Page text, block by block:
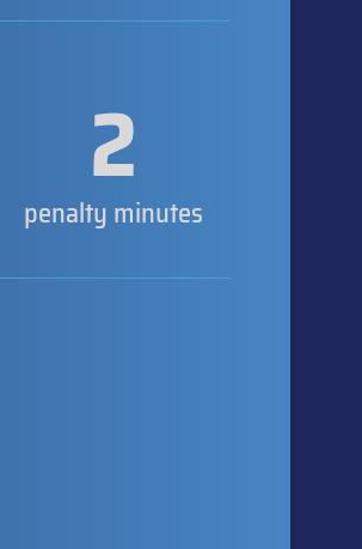
2
penalty minutes